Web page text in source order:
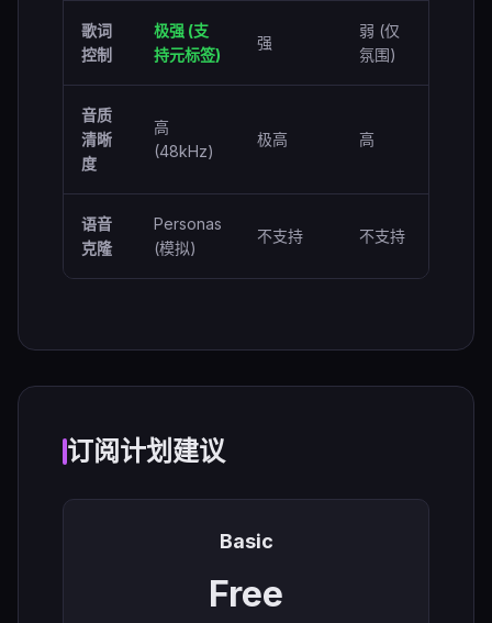
歌词
控制
极强 (支
持元标签)
强
弱 (仅
氛围)
音质
清晰
度
高
(48kHz)
极高 高
语音
克隆
Personas
(模拟)
不支持 不支持
订阅计划建议
Basic
Free